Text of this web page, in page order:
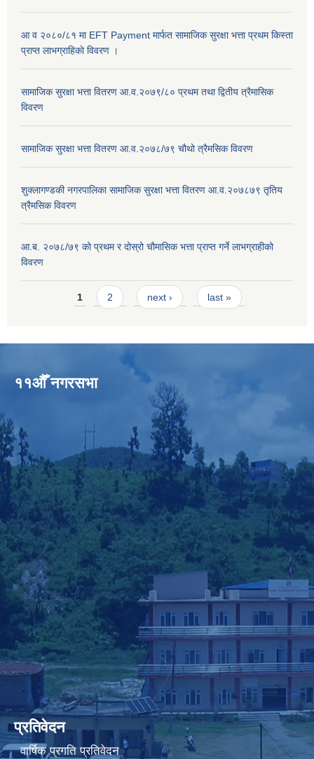
आ व २०८०/८१ मा EFT Payment मार्फत सामाजिक सुरक्षा भत्ता प्रथम किस्ता
प्राप्त लाभग्राहिकाे विवरण ।
सामाजिक सुरक्षा भत्ता वितरण आ.व.२०७९/८० प्रथम तथा द्वितीय त्रैमासिक
विवरण
सामाजिक सुरक्षा भत्ता वितरण आ.व.२०७८/७९ चौथो त्रैमसिक विवरण
शुक्लागण्डकी नगरपालिका सामाजिक सुरक्षा भत्ता वितरण आ.व.२०७८७९ तृतिय
त्रैमसिक विवरण
आ.ब. २०७८/७९ को प्रथम र दोस्रो चौमासिक भत्ता प्राप्त गर्ने लाभग्राहीको
विवरण
Pages1 2 next › last »
११औँ नगरसभा
प्रतिवेदन
वार्षिक प्रगति प्रतिवेदन